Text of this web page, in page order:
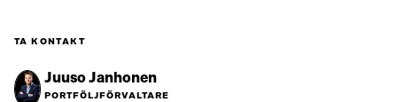
TA KONTAKT
Juuso Janhonen
PORTFÖLJFÖRVALTARE